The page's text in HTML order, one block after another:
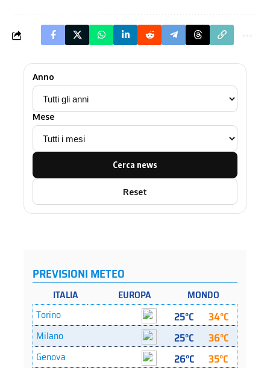
Anno
Mese
Cerca news
Reset